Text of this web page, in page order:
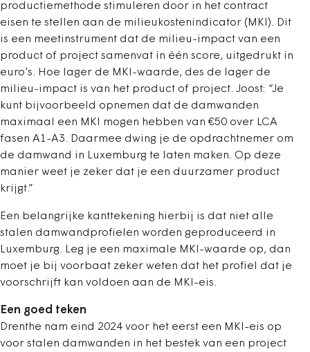
productiemethode stimuleren door in het contract
eisen te stellen aan de milieukostenindicator (MKI). Dit
is een meetinstrument dat de milieu-impact van een
product of project samenvat in één score, uitgedrukt in
euro’s. Hoe lager de MKI-waarde, des de lager de
milieu-impact is van het product of project. Joost: “Je
kunt bijvoorbeeld opnemen dat de damwanden
maximaal een MKI mogen hebben van €50 over LCA
fasen A1-A3. Daarmee dwing je de opdrachtnemer om
de damwand in Luxemburg te laten maken. Op deze
manier weet je zeker dat je een duurzamer product
krijgt.”
Een belangrijke kanttekening hierbij is dat niet alle
stalen damwandprofielen worden geproduceerd in
Luxemburg. Leg je een maximale MKI-waarde op, dan
moet je bij voorbaat zeker weten dat het profiel dat je
voorschrijft kan voldoen aan de MKI-eis.
Een goed teken
Drenthe nam eind 2024 voor het eerst een MKI-eis op
voor stalen damwanden in het bestek van een project